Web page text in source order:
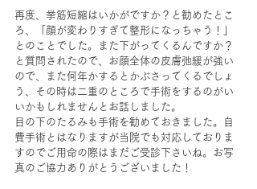
再度、挙筋短縮はいかがですか？と勧めたとこ
ろ、「顔が変わりすぎて整形になっちゃう！」
とのことでした。また下がってくるんですか？
と質問されたので、お顔全体の皮膚弛緩が強い
ので、また何年かするとかぶさってくるでしょ
う、その時は二重のところで手術をするのがい
いかもしれませんとお話しました。
目の下のたるみも手術を勧めておきました。自
費手術とはなりますが当院でも対応しておりま
すのでご用命の際はまだご受診下さいね。お写
真のご協力ありがとうございました！